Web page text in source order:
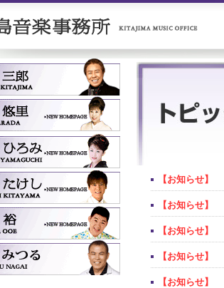
【お知らせ】
【お知らせ】
【お知らせ】
【お知らせ】
【お知らせ】